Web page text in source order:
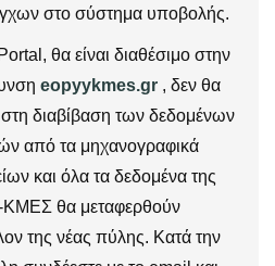
στο σύστημα υποβολής.
θα είναι διαθέσιμο στην
eopyykmes.gr , δεν θα
στη διαβίβαση των δεδομένων
από τα μηχανογραφικά
και όλα τα δεδομένα της
θα μεταφερθούν
της νέας πύλης. Κατά την